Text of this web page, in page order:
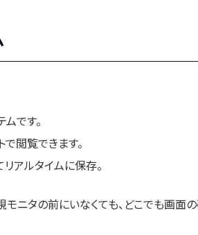
です。
閲覧できます。
アルタイムに保存。
ニタの前にいなくても、どこでも画面